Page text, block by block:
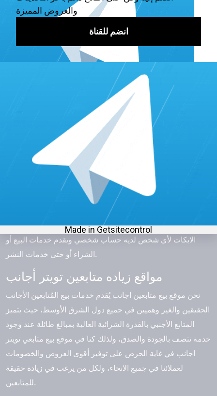
عند الرغبة في شراء متابعين وعدم عمل إعلانات، فإنه يجب عليك
البحث عن مواقع تزويد متابعين تويتر رخيصة وتقدم أسعار معقولة،
وأيضاً توفر أعداد متابعين حقيقية وليست وهمية. على سبيل المثال
يوجد لدينا ارخص خدمات دعم متابعين على موقع التويتر ونوفر أي
زيادة أو عدد ترغب في الحصول عليه في وقت قياسي لا يتعدى
أشهر مواقع زياده متابعين تويتر عرب
يُعد زياده متابعين تويتر عرب أمر ضروري ولا غني عنه، حيث أن
شراء متابعين من الخليج له العديد من المميزات الهامة والضرورية
لمن يرغب في تحقيق النجاح وعمل أكبر قدر من المبيعات أو حتى
علاوة على ذلك ، فإن شراء متابعي تويتر عرب يُعطى قوة إضافية
إلى ملفك الشخصي، وبالتالي كان لزاماً علينا في موقع تزويد
متابعين الأول في المنطقة العربية بتوفير أي كمية متابعين أو
الايكات لأي شخص لديه حساب شخصي ويقدم خدمات البيع أو
الشراء أو حتى خدمات النشر.
مواقع زياده متابعين تويتر أجانب
نحن موقع بيع متابعين اجانب يُقدم خدمات بيع المُتابعين الأجانب
الحقيقين والغير وهميين في جميع دول الشرق الأوسط، حيث يتميز
المتابع الأجنبي بالقدرة الشرائية العالية بمبالغ طائلة عند وجود
خدمة تتصف بالجودة والصدق، ولذلك كنا في موقع بيع متابعي تويتر
اجانب في غاية الحرص على توفير أقوى العروص والخصومات
لعملائنا في جميع الانحاء، ولكل من يرغب في زيادة حقيقة
للمتابعين.